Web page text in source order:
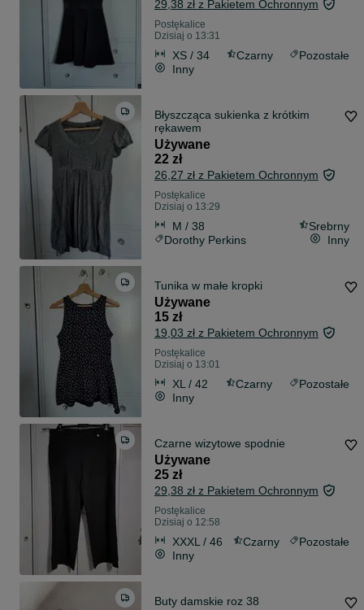
29,38 zł z Pakietem Ochronnym
Postękalice
Dzisiaj o 13:31
XS / 34 Czarny
Pozostałe
Inny
Błyszcząca sukienka z krótkim
rękawem
Używane
22 zł
26,27 zł z Pakietem Ochronnym
Postękalice
Dzisiaj o 13:29
M / 38
Srebrny
Dorothy Perkins
Inny
Tunika w małe kropki
Używane
15 zł
19,03 zł z Pakietem Ochronnym
Postękalice
Dzisiaj o 13:01
XL / 42 Czarny
Pozostałe
Inny
Czarne wizytowe spodnie
Używane
25 zł
29,38 zł z Pakietem Ochronnym
Postękalice
Dzisiaj o 12:58
XXXL / 46 Czarny
Pozostałe
Inny
Buty damskie roz 38